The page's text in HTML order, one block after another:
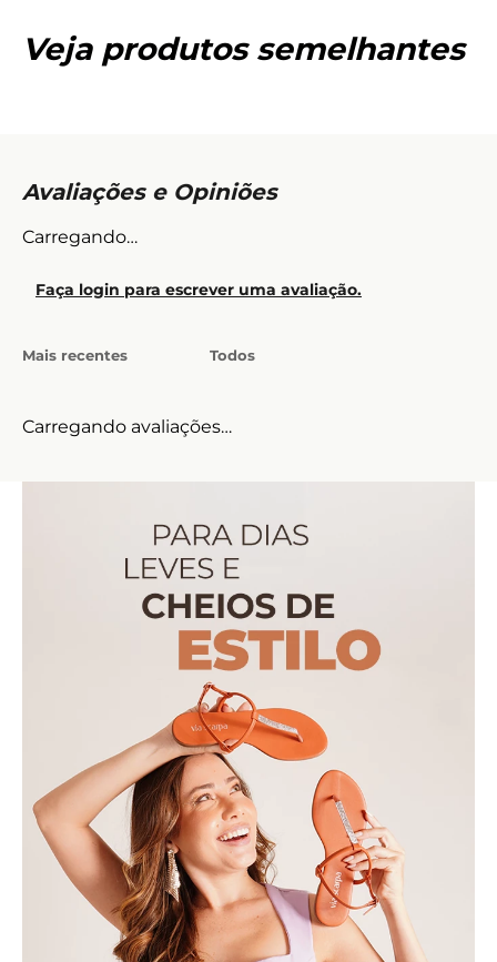
Veja produtos semelhantes
Carregando…
Faça login para escrever uma avaliação.
Mais recentes Todos
Carregando avaliações…